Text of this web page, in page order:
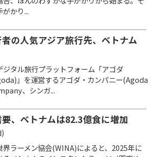
がかり...
の人気アジア旅行先、ベトナム
タル旅行プラットフォーム「アゴダ
」を運営するアゴダ・カンパニー(Agoda
、シンガ...
、ベトナムは82.3億食に増加
)
ラーメン協会(WINA)によると、2025年に